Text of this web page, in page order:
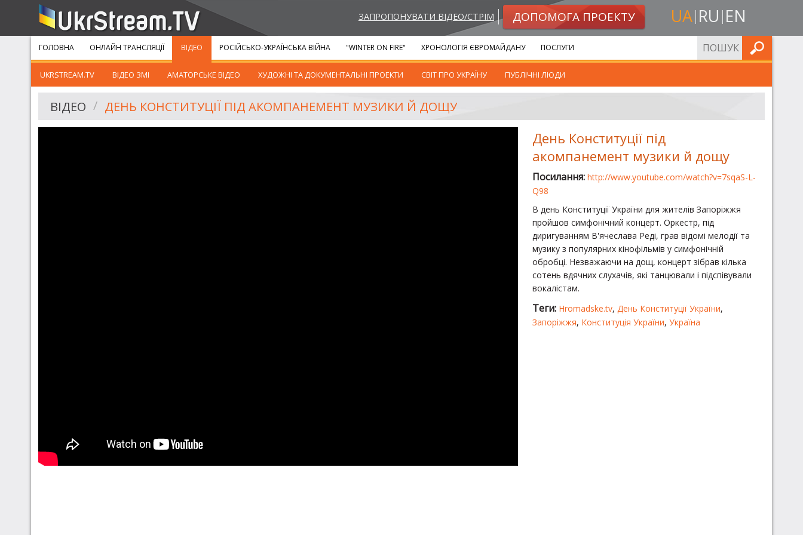
ЗАПРОПОНУВАТИ ВІДЕО/СТРІМ ДОПОМОГА ПРОЕКТУ UA RU EN
ГОЛОВНА ОНЛАЙН ТРАНСЛЯЦІЇ ВІДЕО
UKRSTREAM.TV ВІДЕО ЗМІ АМАТОРСЬКЕ ВІДЕО ХУДОЖНІ ТА ДОКУМЕНТАЛЬНІ ПРОЕКТИ СВІТ ПРО УКРАЇНУ ПУБЛІЧНІ ЛЮДИ
РОСІЙСЬКО-УКРАЇНСЬКА ВІЙНА "WINTER ON FIRE" ХРОНОЛОГІЯ ЄВРОМАЙДАНУ ПОСЛУГИ ШУКАТИ
ВІДЕО ДЕНЬ КОНСТИТУЦІЇ ПІД АКОМПАНЕМЕНТ МУЗИКИ Й ДОЩУ
День Конституції під
акомпанемент музики й дощу
Посилання: http://www.youtube.com/watch?v=7sqaS-L-
Q98
В день Конституції України для жителів Запоріжжя
пройшов симфонічний концерт. Оркестр, під
диригуванням В'ячеслава Реді, грав відомі мелодії та
музику з популярних кінофільмів у симфонічній
обробці. Незважаючи на дощ, концерт зібрав кілька
сотень вдячних слухачів, які танцювали і підспівували
вокалістам.
Теги: Hromadske.tv, День Конституції України,
Запоріжжя, Конституція України, Україна